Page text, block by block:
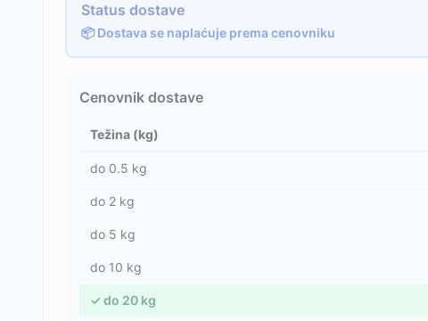
Status dostave
📦 Dostava se naplaćuje prema cenovniku
Cenovnik dostave
Težina (kg)
do 0.5 kg
do 2 kg
do 5 kg
do 10 kg
✓ do 20 kg